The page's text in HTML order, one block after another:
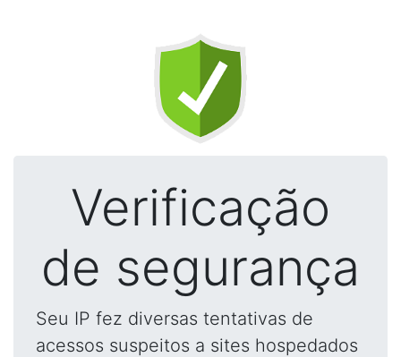
Verificação
de segurança
Seu IP fez diversas tentativas de
acessos suspeitos a sites hospedados